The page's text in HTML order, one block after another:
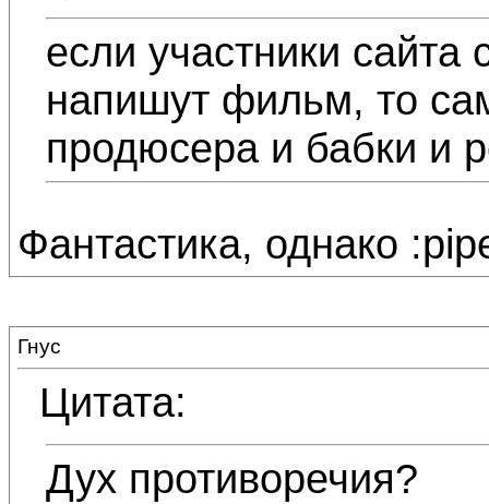
если участники сайта
напишут фильм, то
продюсера и бабки и
Фантастика, однако
Гнус
Цитата:
Дух противоречия?